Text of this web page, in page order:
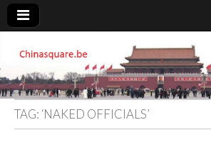
TAG: ‘NAKED OFFICIALS’